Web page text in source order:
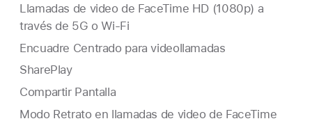
Llamadas de video de FaceTime HD (1080p) a
través de 5G o Wi‑Fi
Encuadre Centrado para videollamadas
SharePlay
Compartir Pantalla
Modo Retrato en llamadas de video de FaceTime